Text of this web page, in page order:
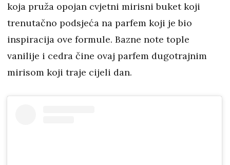
koja pruža opojan cvjetni mirisni buket koji
trenutačno podsjeća na parfem koji je bio
inspiracija ove formule. Bazne note tople
vanilije i cedra čine ovaj parfem dugotrajnim
mirisom koji traje cijeli dan.